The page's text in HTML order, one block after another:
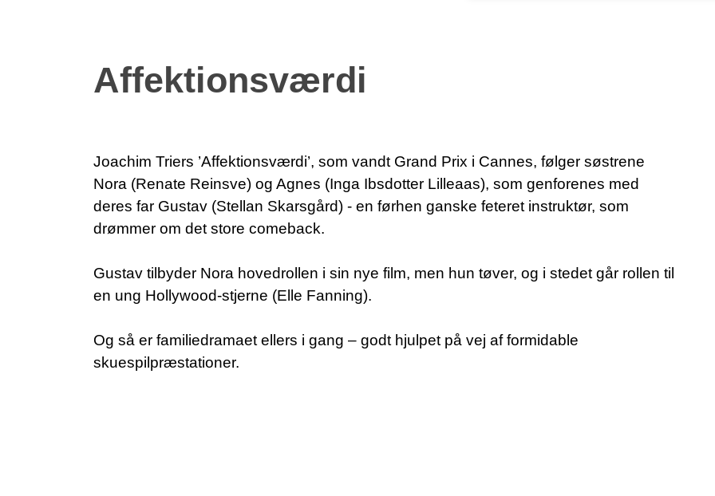
Affektionsværdi
Joachim Triers ’Affektionsværdi’, som vandt Grand Prix i Cannes, følger søstrene
Nora (Renate Reinsve) og Agnes (Inga Ibsdotter Lilleaas), som genforenes med
deres far Gustav (Stellan Skarsgård) - en førhen ganske feteret instruktør, som
drømmer om det store comeback.
Gustav tilbyder Nora hovedrollen i sin nye film, men hun tøver, og i stedet går rollen til
en ung Hollywood-stjerne (Elle Fanning).
Og så er familiedramaet ellers i gang – godt hjulpet på vej af formidable
skuespilpræstationer.